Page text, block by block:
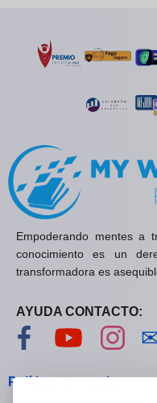
Empoderando mentes a
conocimiento es un
transformadora es
AYUDA CONTACTO:
Visítanos enVisítanos en
Políticas generales